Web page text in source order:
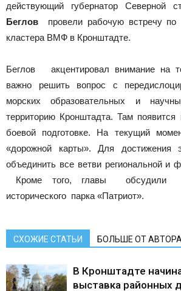
действующий губернатор Северной
Беглов провели рабочую встречу по
кластера ВМФ в Кронштадте.
Беглов акцентировал внимание на
важно решить вопрос с
морских образовательных и
территорию Кронштадта. Там
боевой подготовке. На текущий
«дорожной карты». Для достижения
объединить все ветви региональной и
Кроме того, главы обсудили
исторического парка «Патриот».
СХОЖИЕ СТАТЬИ БОЛЬШЕ ОТ АВТОРА
В Кронштадте
выставка районных